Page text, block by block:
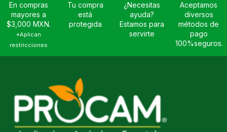
En compras
mayores a
$3,000 MXN.
*Aplican
restricciones
Tu compra
está
protegida
¿Necesitas
ayuda?
Estamos para
servirte
Aceptamos
diversos
métodos de
pago
100%seguros.